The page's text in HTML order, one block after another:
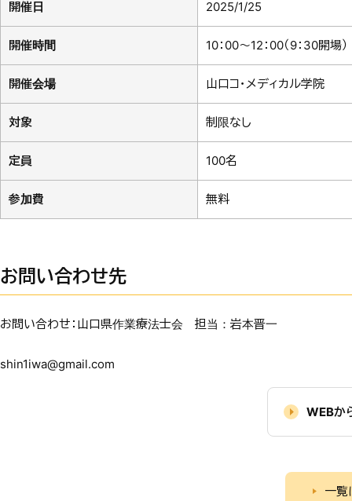
開催日 2025/1/25
開催時間 10：00～12：00（9：30開場）
開催会場 山口コ・メディカル学院
対象 制限なし
定員 100名
参加費 無料
お問い合わせ先
お問い合わせ：山口県作業療法士会 担当：岩本晋一
shin1iwa@gmail.com
WEBか
一覧